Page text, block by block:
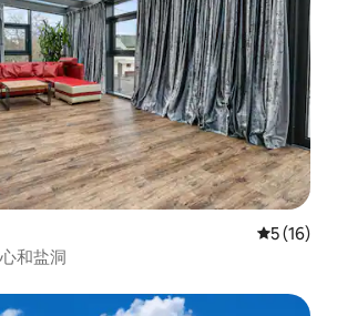
平均评分
5 (16)
和盐洞